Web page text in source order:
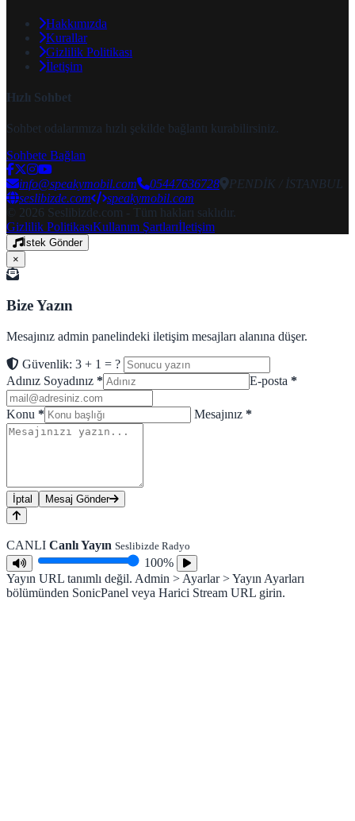
Hakkımızda
Kurallar
Gizlilik Politikası
İletişim
Hızlı Sohbet
Sohbet odalarımıza hızlı şekilde bağlantı kurabilirsiniz.
Sohbete Bağlan
info@speakymobil.com 05447636728
PENDİK / İSTANBUL
seslibizde.com
speakymobil.com
© 2026 Seslibizde.com - Tüm hakları saklıdır.
Gizlilik PolitikasıKullanım Şartlarıİletişim
İstek Gönder
×
Bize Yazın
Mesajınız admin panelindeki iletişim mesajları alanına düşer.
Güvenlik: 3 + 1 = ?
Adınız Soyadınız * E-posta *
Konu * Mesajınız *
İptal Mesaj Gönder
CANLI Canlı Yayın Seslibizde Radyo
100%
Yayın URL tanımlı değil. Admin > Ayarlar > Yayın Ayarları
bölümünden SonicPanel veya Harici Stream URL girin.